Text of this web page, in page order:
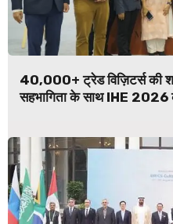
40,000+ ट्रेड विज़िटर्स की
सहभागिता के साथ IHE 2026